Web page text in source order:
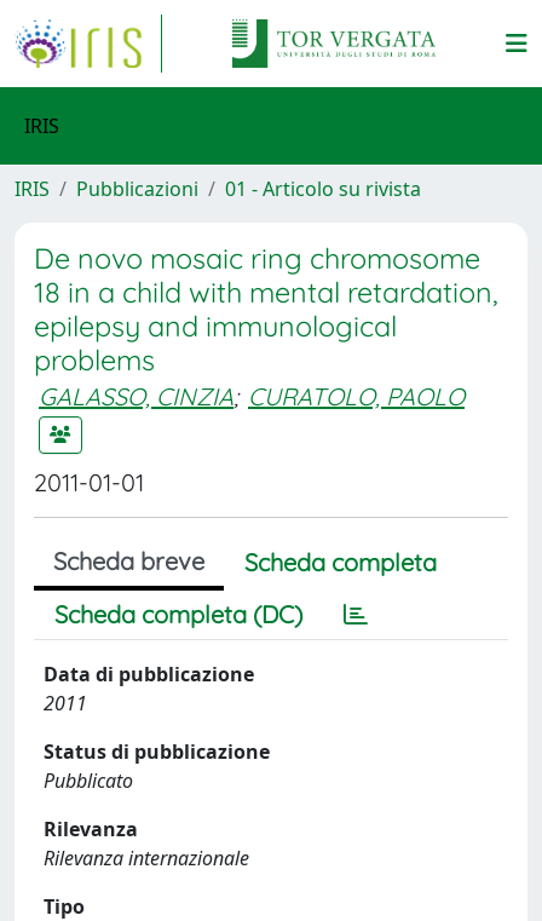
IRIS
IRIS Pubblicazioni 01 - Articolo su rivista
De novo mosaic ring chromosome
18 in a child with mental retardation,
epilepsy and immunological
problems
GALASSO, CINZIA; CURATOLO, PAOLO
2011-01-01
Scheda breve
Scheda completa
Scheda completa (DC)
Data di pubblicazione
2011
Status di pubblicazione
Pubblicato
Rilevanza
Rilevanza internazionale
Tipo